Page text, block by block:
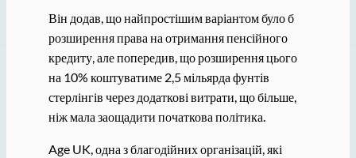
Він додав, що найпростішим варіантом було б
розширення права на отримання пенсійного
кредиту, але попередив, що розширення цього
на 10% коштуватиме 2,5 мільярда фунтів
стерлінгів через додаткові витрати, що більше,
ніж мала заощадити початкова політика.
Age UK, одна з благодійних організацій, які